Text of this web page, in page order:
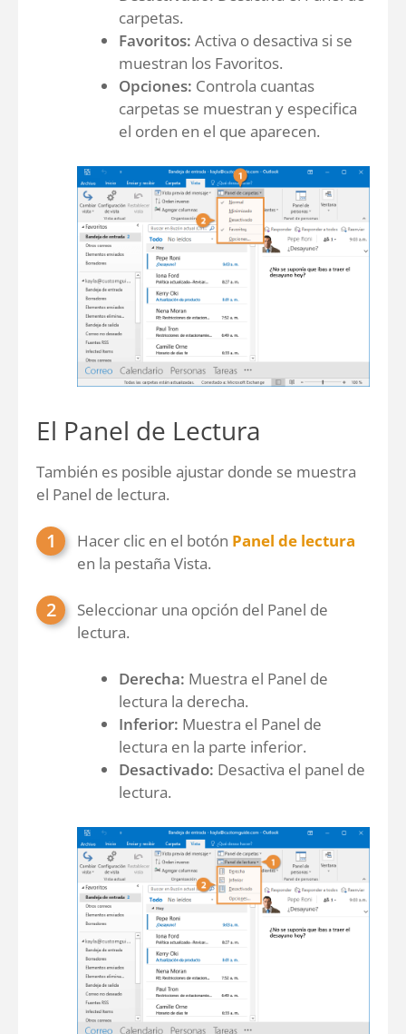
carpetas.
Favoritos: Activa o desactiva si se
muestran los Favoritos.
Opciones: Controla cuantas
carpetas se muestran y especifica
el orden en el que aparecen.
El Panel de Lectura
También es posible ajustar donde se muestra
el Panel de lectura.
Hacer clic en el botón Panel de lectura
en la pestaña Vista.
Seleccionar una opción del Panel de
lectura.
Derecha: Muestra el Panel de
lectura la derecha.
Inferior: Muestra el Panel de
lectura en la parte inferior.
Desactivado: Desactiva el panel de
lectura.